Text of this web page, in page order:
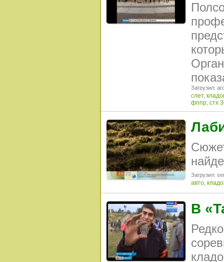
Загрузил:
слет,
фппр, стх
Загрузил:
авто,
В